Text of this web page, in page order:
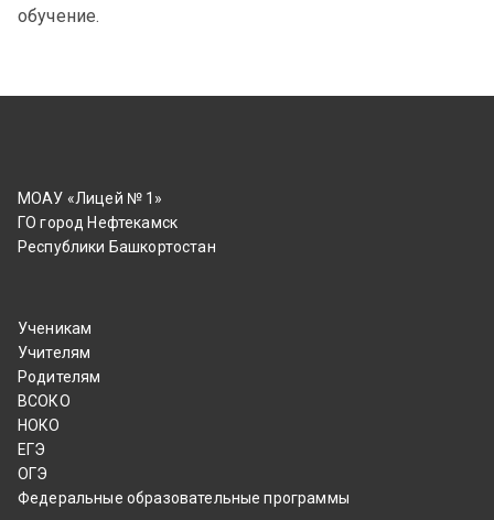
обучение.
МОАУ «Лицей № 1»
ГО город Нефтекамск
Республики Башкортостан
Ученикам
Учителям
Родителям
ВСОКО
НОКО
ЕГЭ
ОГЭ
Федеральные образовательные программы